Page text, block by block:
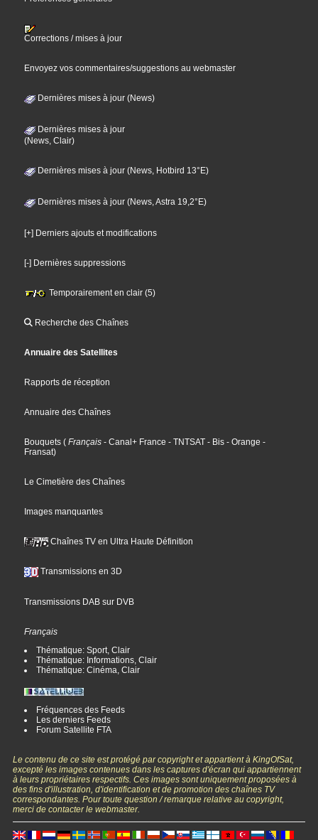
Corrections / mises à jour
Envoyez vos commentaires/suggestions au webmaster
Dernières mises à jour (News)
Dernières mises à jour
(News, Clair)
Dernières mises à jour (News, Hotbird 13°E)
Dernières mises à jour (News, Astra 19,2°E)
[+] Derniers ajouts et modifications
[-] Dernières suppressions
Temporairement en clair (5)
Recherche des Chaînes
Annuaire des Satellites
Rapports de réception
Annuaire des Chaînes
Bouquets ( Français - Canal+ France - TNTSAT - Bis - Orange -
Fransat)
Le Cimetière des Chaînes
Images manquantes
Chaînes TV en Ultra Haute Définition
Transmissions en 3D
Transmissions DAB sur DVB
Français
Thématique: Sport, Clair
Thématique: Informations, Clair
Thématique: Cinéma, Clair
Fréquences des Feeds
Les derniers Feeds
Forum Satellite FTA
Le contenu de ce site est protégé par copyright et appartient à KingOfSat,
excepté les images contenues dans les captures d'écran qui appartiennent
à leurs propriétaires respectifs. Ces images sont uniquement proposées à
des fins d'illustration, d'identification et de promotion des chaînes TV
correspondantes. Pour toute question / remarque relative au copyright,
merci de contacter le webmaster.